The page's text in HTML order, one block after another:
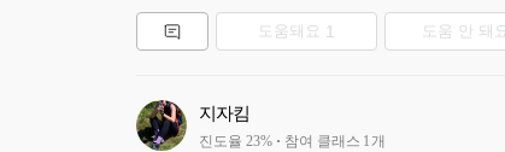
도움돼요 1 도움 안 돼
지자킴
진도율 23% 참여 클래스 1개